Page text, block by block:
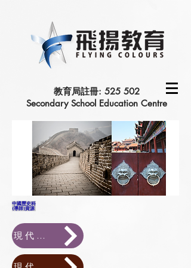
教育局註冊: 525 502
Secondary School Education Centre
中國歷史科
(導師)資源
現代初中中國歷史 (現代)